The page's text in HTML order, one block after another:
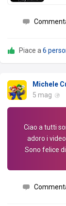
Piace a 6
Michele
5 mag
Ciao a tutti
adoro i
Sono felice